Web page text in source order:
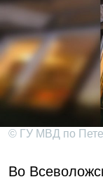
© ГУ МВД по
Во